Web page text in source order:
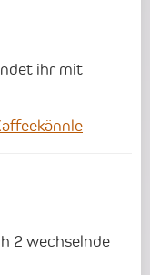
ihr mit
2 wechselnde